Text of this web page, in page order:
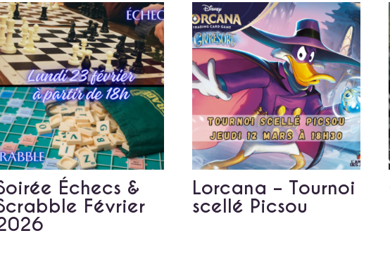
Échecs &
Février
Lorcana – Tournoi
scellé Picsou